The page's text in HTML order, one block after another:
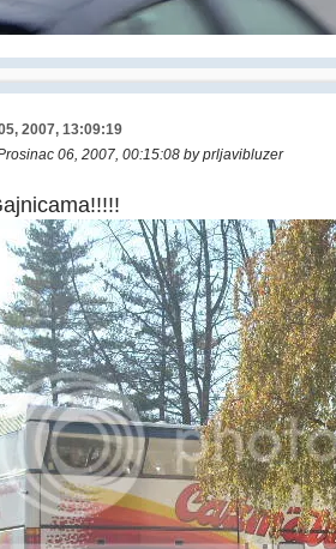
2007, 13:09:19
06, 2007, 00:15:08 by prljavibluzer